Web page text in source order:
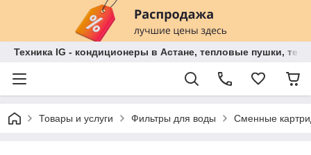
Техника IG - кондиционеры в Астане, тепловые пушки,
Товары и услуги Фильтры для воды Сменные